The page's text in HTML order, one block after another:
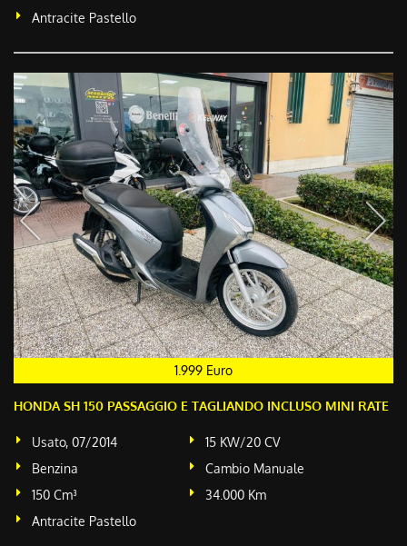
Antracite Pastello
1.999 Euro
HONDA SH 150 PASSAGGIO E TAGLIANDO INCLUSO MINI RATE
Usato, 07/2014
15 KW/20 CV
Benzina
Cambio Manuale
150 Cm³
34.000 Km
Antracite Pastello